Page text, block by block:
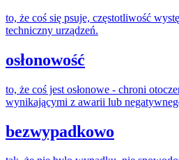
to, że coś się psuje, częstotliwość
techniczny urządzeń.
osłonowość
to, że coś jest osłonowe - chroni
wynikającymi z awarii lub
bezwypadkowo